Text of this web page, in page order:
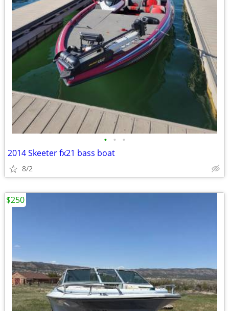
• • •
2014 Skeeter fx21 bass boat
8/2
$250